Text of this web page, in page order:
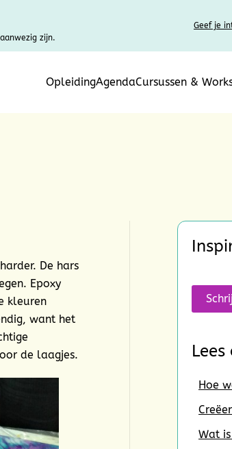
zijn.
Geef je
OpleidingAgendaCursussen &
De hars
Epoxy
kleuren
want het
de laagjes.
Hoe
Wat